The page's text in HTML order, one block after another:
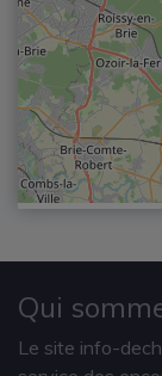
Qui
Le site info-